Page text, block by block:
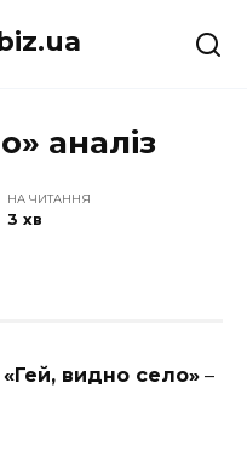
аналіз
НА ЧИТАННЯ
3 хв
«Гей, видно село» –